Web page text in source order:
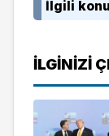
İlgili
İLGINIZI